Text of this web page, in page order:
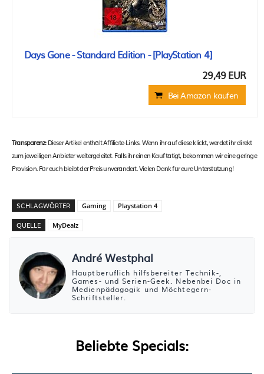
Days Gone - Standard Edition - [PlayStation 4]
29,49 EUR
Bei Amazon kaufen
Transparenz:Dieser Artikel enthält Affiliate-Links. Wenn ihr auf diese klickt, werdet ihr direkt
zum jeweiligen Anbieter weitergeleitet. Falls ihr einen Kauf tätigt, bekommen wir eine geringe
Provision. Für euch bleibt der Preis unverändert. Vielen Dank für eure Unterstützung!
SCHLAGWÖRTER Gaming Playstation 4
QUELLE MyDealz
André Westphal
Hauptberuflich hilfsbereiter Technik-,
Games- und Serien-Geek. Nebenbei Doc in
Medienpädagogik und Möchtegern-
Schriftsteller.
Beliebte Specials: